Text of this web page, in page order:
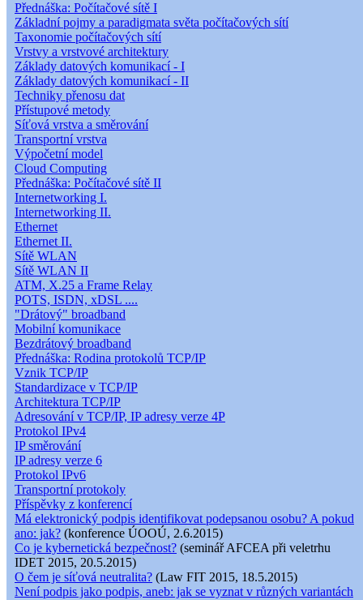
Přednáška: Počítačové sítě I
Základní pojmy a paradigmata světa počítačových sítí
Taxonomie počítačových sítí
Vrstvy a vrstvové architektury
Základy datových komunikací - I
Základy datových komunikací - II
Techniky přenosu dat
Přístupové metody
Síťová vrstva a směrování
Transportní vrstva
Výpočetní model
Cloud Computing
Přednáška: Počítačové sítě II
Internetworking I.
Internetworking II.
Ethernet
Ethernet II.
Sítě WLAN
Sítě WLAN II
ATM, X.25 a Frame Relay
POTS, ISDN, xDSL ....
"Drátový" broadband
Mobilní komunikace
Bezdrátový broadband
Přednáška: Rodina protokolů TCP/IP
Vznik TCP/IP
Standardizace v TCP/IP
Architektura TCP/IP
Adresování v TCP/IP, IP adresy verze 4P
Protokol IPv4
IP směrování
IP adresy verze 6
Protokol IPv6
Transportní protokoly
Příspěvky z konferencí
Má elektronický podpis identifikovat podepsanou osobu? A pokud
ano: jak? (konference ÚOOÚ, 2.6.2015)
Co je kybernetická bezpečnost? (seminář AFCEA při veletrhu
IDET 2015, 20.5.2015)
O čem je síťová neutralita? (Law FIT 2015, 18.5.2015)
Není podpis jako podpis, aneb: jak se vyznat v různých variantách